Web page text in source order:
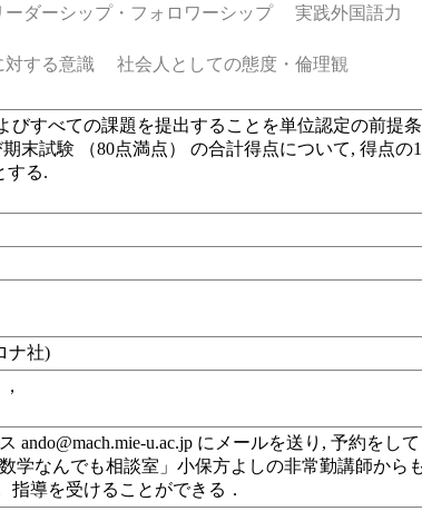
ダーシップ・フォロワーシップ
実践外国語力
する意識
社会人としての態度・倫理観
びすべての課題を提出することを単位認定の前提条
末試験 （80点満点） の合計得点について, 得点の
する.
ナ社)
ando@mach.mie-u.ac.jp にメールを送り, 予約をして
学なんでも相談室」小保方よしの非常勤講師から
導を受けることができる．